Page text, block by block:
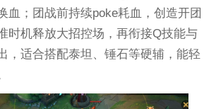
血；团战前持续poke耗血，创造开团
时机释放大招控场，再衔接Q技能与
，适合搭配泰坦、锤石等硬辅，能轻